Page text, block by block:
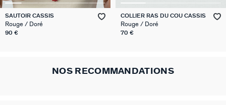
SAUTOIR CASSIS
Rouge / Doré
90 €
COLLIER RAS DU COU CASSIS
Rouge / Doré
70 €
NOS RECOMMANDATIONS